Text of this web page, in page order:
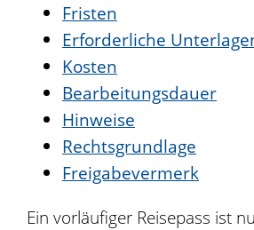
Fristen
Erforderliche
Kosten
Bearbeitungsdauer
Hinweise
Rechtsgrundlage
Freigabevermerk
Ein vorläufiger Reisepass ist